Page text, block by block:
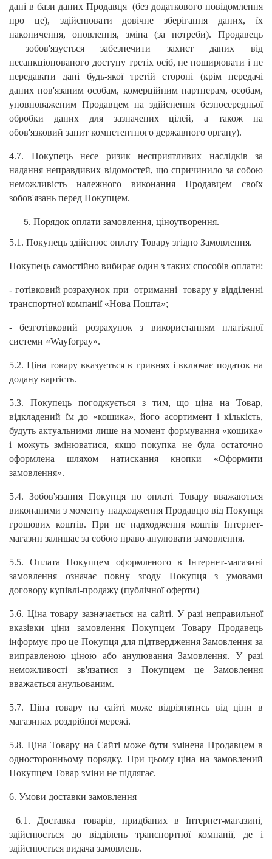
дані в бази даних Продавця (без додаткового повідомлення
про це), здійснювати довічне зберігання даних, їх
накопичення, оновлення, зміна (за потреби). Продавець
зобов'язується забезпечити захист даних від
несанкціонованого доступу третіх осіб, не поширювати і не
передавати дані будь-якої третій стороні (крім передачі
даних пов'язаним особам, комерційним партнерам, особам,
уповноваженим Продавцем на здійснення безпосередньої
обробки даних для зазначених цілей, а також на
обов'язковий запит компетентного державного органу).
4.7. Покупець несе ризик несприятливих наслідків за
надання неправдивих відомостей, що спричинило за собою
неможливість належного виконання Продавцем своїх
зобов'язань перед Покупцем.
Порядок оплати замовлення, ціноутворення.
5.1. Покупець здійснює оплату Товару згідно Замовлення.
Покупець самостійно вибирає один з таких способів оплати:
- готівковий розрахунок при отриманні товару у відділенні
транспортної компанії «Нова Пошта»;
- безготівковий розрахунок з використанням платіжної
системи «Wayforpay».
5.2. Ціна товару вказується в гривнях і включає податок на
додану вартість.
5.3. Покупець погоджується з тим, що ціна на Товар,
відкладений їм до «кошика», його асортимент і кількість,
будуть актуальними лише на момент формування «кошика»
і можуть змінюватися, якщо покупка не була остаточно
оформлена шляхом натискання кнопки «Оформити
замовлення».
5.4. Зобов'язання Покупця по оплаті Товару вважаються
виконаними з моменту надходження Продавцю від Покупця
грошових коштів. При не надходження коштів Інтернет-
магазин залишає за собою право анулювати замовлення.
5.5. Оплата Покупцем оформленого в Інтернет-магазині
замовлення означає повну згоду Покупця з умовами
договору купівлі-продажу (публічної оферти)
5.6. Ціна товару зазначається на сайті. У разі неправильної
вказівки ціни замовлення Покупцем Товару Продавець
інформує про це Покупця для підтвердження Замовлення за
виправленою ціною або анулювання Замовлення. У разі
неможливості зв'язатися з Покупцем це Замовлення
вважається анульованим.
5.7. Ціна товару на сайті може відрізнятись від ціни в
магазинах роздрібної мережі.
5.8. Ціна Товару на Сайті може бути змінена Продавцем в
односторонньому порядку. При цьому ціна на замовлений
Покупцем Товар зміни не підлягає.
6. Умови доставки замовлення
6.1. Доставка товарів, придбаних в Інтернет-магазині,
здійснюється до відділень транспортної компанії, де і
здійснюється видача замовлень.